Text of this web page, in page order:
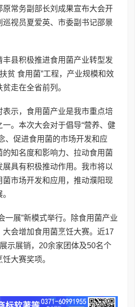
原常务副部长刘成果宣布大会开
视员夏爱英、市委副书记邵景
丰县积极推进食用菌产业转型发
贫 食用菌”工程，产业规模和效
走在全省前列。
表示，食用菌产业是我市重点培
。本次大会对于倡导“营养、健
、促进食用菌的市场开发和应
的知名度和影响力、拉动食用菌
展具有积极推动作用。我市将以
菌市场开发和应用，推动濮阳现
一展”新模式举行。除食用菌产业
会增加食用菌烹饪大赛。近17
示展销，20余家团体及50名个
大赛奖项。